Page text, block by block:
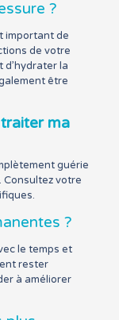
?
important de
de votre
la
être
ma
guérie
votre
?
le temps et
rester
à améliorer